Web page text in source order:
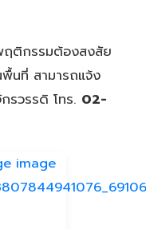
ฤติกรรมต้องสงสัย
พื้นที่ สามารถแจ้ง
รวรรดิ โทร. 02-